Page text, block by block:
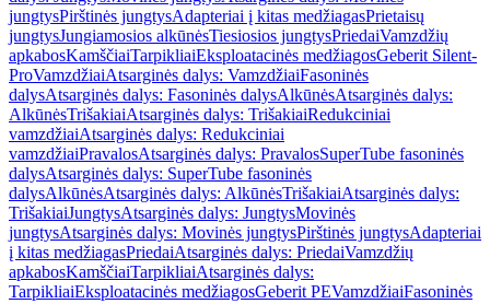
jungtysPirštinės jungtysAdapteriai į kitas medžiagasPrietaisų
jungtysJungiamosios alkūnėsTiesiosios jungtysPriedaiVamzdžių
apkabosKamščiaiTarpikliaiEksploatacinės medžiagosGeberit Silent-
ProVamzdžiaiAtsarginės dalys: VamzdžiaiFasoninės
dalysAtsarginės dalys: Fasoninės dalysAlkūnėsAtsarginės dalys:
AlkūnėsTrišakiaiAtsarginės dalys: TrišakiaiRedukciniai
vamzdžiaiAtsarginės dalys: Redukciniai
vamzdžiaiPravalosAtsarginės dalys: PravalosSuperTube fasoninės
dalysAtsarginės dalys: SuperTube fasoninės
dalysAlkūnėsAtsarginės dalys: AlkūnėsTrišakiaiAtsarginės dalys:
TrišakiaiJungtysAtsarginės dalys: JungtysMovinės
jungtysAtsarginės dalys: Movinės jungtysPirštinės jungtysAdapteriai
į kitas medžiagasPriedaiAtsarginės dalys: PriedaiVamzdžių
apkabosKamščiaiTarpikliaiAtsarginės dalys:
TarpikliaiEksploatacinės medžiagosGeberit PEVamzdžiaiFasoninės